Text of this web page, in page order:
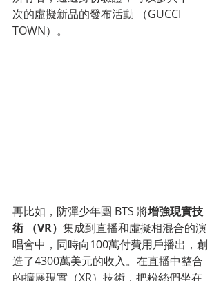
次的虛擬新品的發布活動 （GUCCI
TOWN）。
再比如，防彈少年團 BTS 將增強現實技
術 （VR） 集成到直播和虛擬相混合的演
唱會中，同時向100萬付費用戶播出，創
造了4300萬美元的收入。在直播中整合
的擴展現實（XR）技術 ，把粉絲們坐在